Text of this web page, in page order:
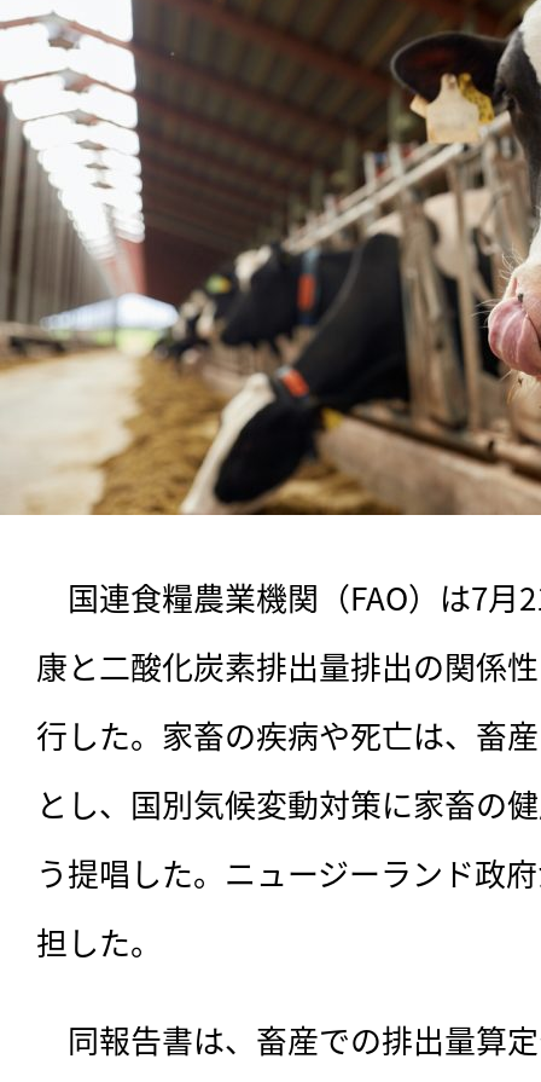
国連食糧農業機関（FAO）は7月
康と二酸化炭素排出量排出の関係
行した。家畜の疾病や死亡は、畜
とし、国別気候変動対策に家畜の
う提唱した。ニュージーランド政
担した。
同報告書は、 畜産での排出量算